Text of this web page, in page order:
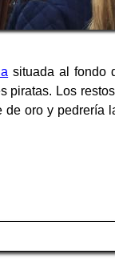
situada al fondo
piratas. Los
de oro y pedrería